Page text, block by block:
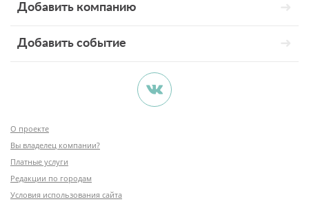
Добавить компанию
Добавить событие
О проекте
Вы владелец компании?
Платные услуги
Редакции по городам
Условия использования сайта